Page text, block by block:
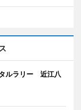
ルラリー 近江八